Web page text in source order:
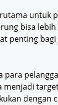
untuk
bisa lebih
penting
dengan